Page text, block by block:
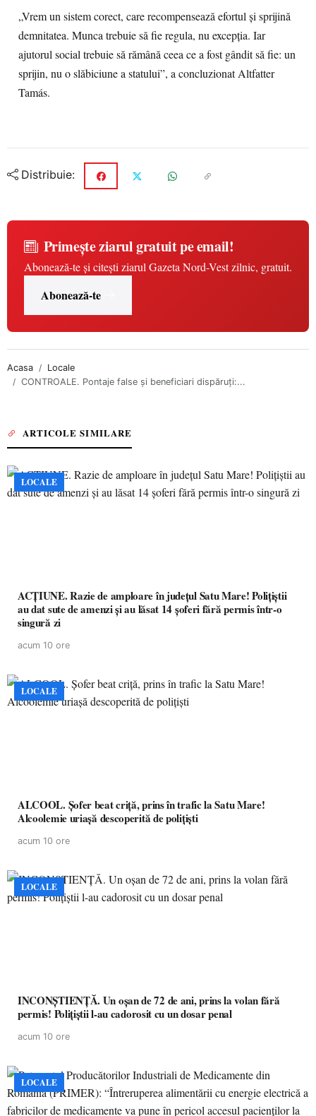
„Vrem un sistem corect, care recompensează efortul și sprijină
demnitatea. Munca trebuie să fie regula, nu excepția. Iar
ajutorul social trebuie să rămână ceea ce a fost gândit să fie: un
sprijin, nu o slăbiciune a statului”, a concluzionat Altfatter
Tamás.
Distribuie:
Primește ziarul gratuit pe email!
Abonează-te și citești ziarul Gazeta Nord-Vest zilnic, gratuit.
Abonează-te
Acasa
Locale
CONTROALE. Pontaje false și beneficiari dispăruți:...
ARTICOLE SIMILARE
LOCALE
ACȚIUNE. Razie de amploare în județul Satu Mare! Polițiștii
au dat sute de amenzi și au lăsat 14 șoferi fără permis într-o
singură zi
acum 10 ore
LOCALE
ALCOOL. Șofer beat criță, prins în trafic la Satu Mare!
Alcoolemie uriașă descoperită de polițiști
acum 10 ore
LOCALE
INCONȘTIENȚĂ. Un oșan de 72 de ani, prins la volan fără
permis! Polițiștii l-au cadorosit cu un dosar penal
acum 10 ore
LOCALE